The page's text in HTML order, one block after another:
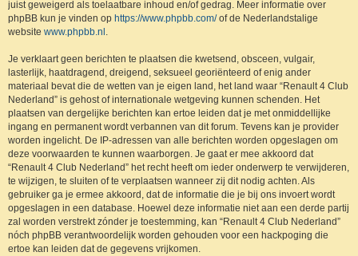
juist geweigerd als toelaatbare inhoud en/of gedrag. Meer informatie over
phpBB kun je vinden op https://www.phpbb.com/of de Nederlandstalige
website www.phpbb.nl .
Je verklaart geen berichten te plaatsen die kwetsend, obsceen, vulgair,
lasterlijk, haatdragend, dreigend, seksueel georiënteerd of enig ander
materiaal bevat die de wetten van je eigen land, het land waar “Renault 4 Club
Nederland” is gehost of internationale wetgeving kunnen schenden. Het
plaatsen van dergelijke berichten kan ertoe leiden dat je met onmiddellijke
ingang en permanent wordt verbannen van dit forum. Tevens kan je provider
worden ingelicht. De IP-adressen van alle berichten worden opgeslagen om
deze voorwaarden te kunnen waarborgen. Je gaat er mee akkoord dat
“Renault 4 Club Nederland” het recht heeft om ieder onderwerp te verwijderen,
te wijzigen, te sluiten of te verplaatsen wanneer zij dit nodig achten. Als
gebruiker ga je ermee akkoord, dat de informatie die je bij ons invoert wordt
opgeslagen in een database. Hoewel deze informatie niet aan een derde partij
zal worden verstrekt zónder je toestemming, kan “Renault 4 Club Nederland”
nóch phpBB verantwoordelijk worden gehouden voor een hackpoging die
ertoe kan leiden dat de gegevens vrijkomen.